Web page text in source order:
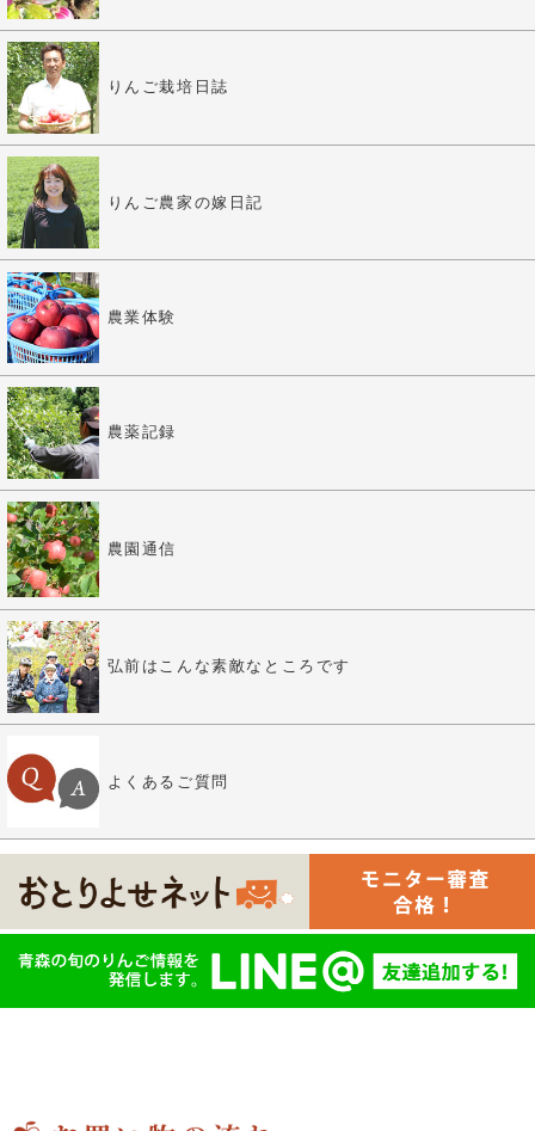
りんご栽培日誌
りんご農家の嫁日記
農業体験
農薬記録
農園通信
弘前はこんな素敵なところです
よくあるご質問